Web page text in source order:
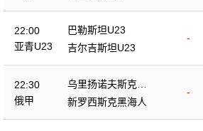
22:00
亚青U23
巴勒斯坦U23
-
吉尔吉斯坦U23
22:30
俄甲
乌里扬诺夫斯克伏
尔加
-
新罗西斯克黑海人